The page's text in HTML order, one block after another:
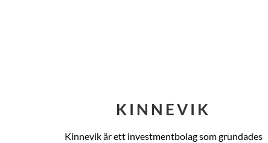
KINNEVIK
Kinnevik är ett investmentbolag som grundades